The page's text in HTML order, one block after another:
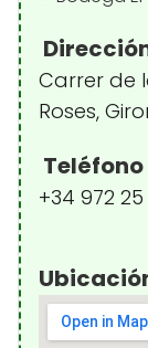
Carrer de
Roses,
Teléfono
+34 972